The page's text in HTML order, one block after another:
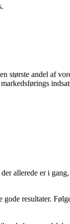
største andel af
allerede er i
resultater.